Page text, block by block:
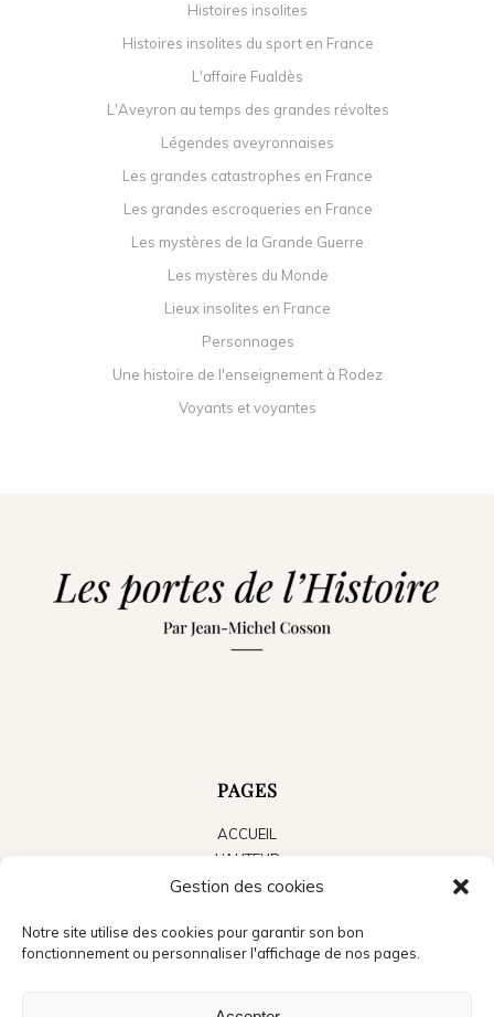
Gestion des cookies
Notre site utilise des cookies pour garantir son bon
fonctionnement ou personnaliser l'affichage de nos pages.
Histoires insolites
Histoires insolites du sport en France
L'affaire Fualdès
L'Aveyron au temps des grandes révoltes
Légendes aveyronnaises
Les grandes catastrophes en France
Les grandes escroqueries en France
Les mystères de la Grande Guerre
Les mystères du Monde
Lieux insolites en France
Personnages
Une histoire de l'enseignement à Rodez
Voyants et voyantes
PAGES
ACCUEIL
L’AUTEUR
LES LIVRES
ACTUALITÉS
PRESSE